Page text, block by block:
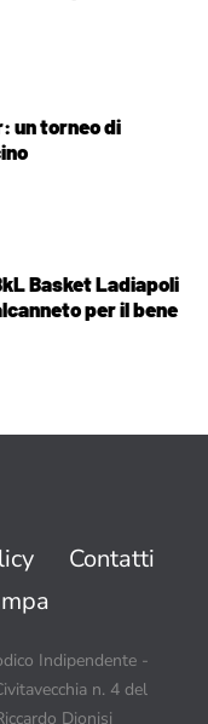
un torneo di
Basket Ladiapoli
per il bene
Contatti
Indipendente -
n. 4 del
Dionisi